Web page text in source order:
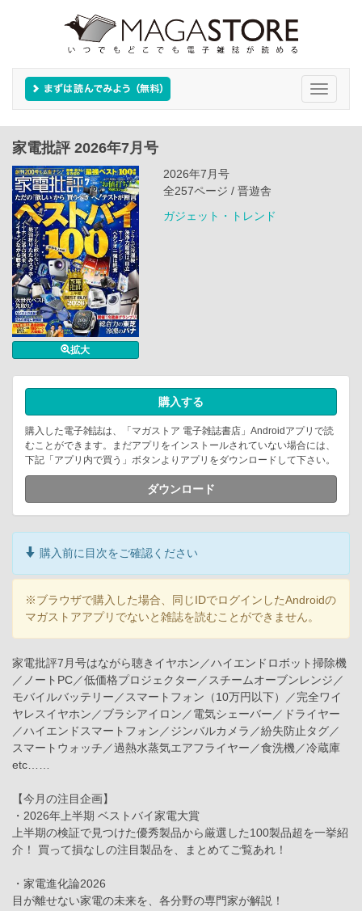
Toggle
家電批評 2026年7月号
拡大
2026年7月号
全257ページ / 晋遊舎
ガジェット・トレンド
購入する
購入した電子雑誌は、「マガストア 電子雑誌書店」Androidアプリで読
むことができます。まだアプリをインストールされていない場合には、
下記「アプリ内で買う」ボタンよりアプリをダウンロードして下さい。
ダウンロード
購入前に目次をご確認ください
※ブラウザで購入した場合、同じIDでログインしたAndroidの
マガストアアプリでないと雑誌を読むことができません。
家電批評7月号はながら聴きイヤホン／ハイエンドロボット掃除機
／ノートPC／低価格プロジェクター／スチームオーブンレンジ／
モバイルバッテリー／スマートフォン（10万円以下）／完全ワイ
ヤレスイヤホン／ブラシアイロン／電気シェーバー／ドライヤー
／ハイエンドスマートフォン／ジンバルカメラ／紛失防止タグ／
スマートウォッチ／過熱水蒸気エアフライヤー／食洗機／冷蔵庫
etc……
【今月の注目企画】
・2026年上半期 ベストバイ家電大賞
上半期の検証で見つけた優秀製品から厳選した100製品超を一挙紹
介！ 買って損なしの注目製品を、まとめてご覧あれ！
・家電進化論2026
目が離せない家電の未来を、各分野の専門家が解説！